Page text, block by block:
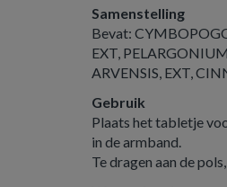
Samenstelling
Bevat:
EXT,
ARVENSIS, EXT,
Gebruik
Plaats het tabletje
in de armband.
Te dragen aan de